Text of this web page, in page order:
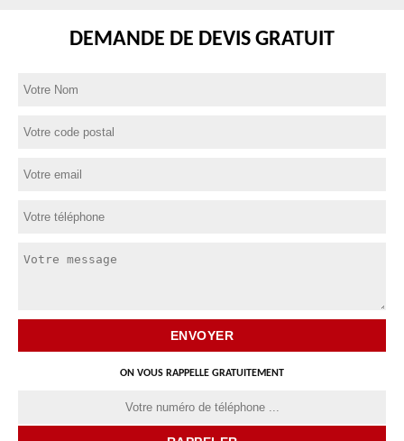
DEMANDE DE DEVIS GRATUIT
ON VOUS RAPPELLE GRATUITEMENT